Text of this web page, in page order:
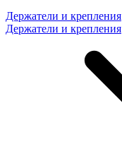
Держатели и крепления
Держатели и крепления